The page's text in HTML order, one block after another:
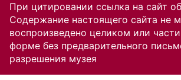
При цитировании ссылка на сайт
Содержание настоящего сайта не
воспроизведено целиком или
форме без предварительного
разрешения музея